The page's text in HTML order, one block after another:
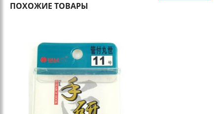
ПОХОЖИЕ ТОВАРЫ